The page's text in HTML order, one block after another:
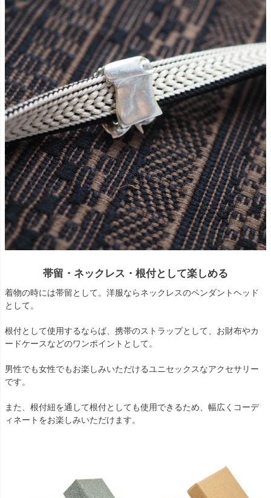
帯留・ネックレス・根付として楽しめる
着物の時には帯留として。洋服ならネックレスのペンダントヘッド
として。
根付として使用するならば、携帯のストラップとして、お財布やカ
ードケースなどのワンポイントとして。
男性でも女性でもお楽しみいただけるユニセックスなアクセサリー
です。
また、根付紐を通して根付としても使用できるため、幅広くコーデ
ィネートをお楽しみいただけます。